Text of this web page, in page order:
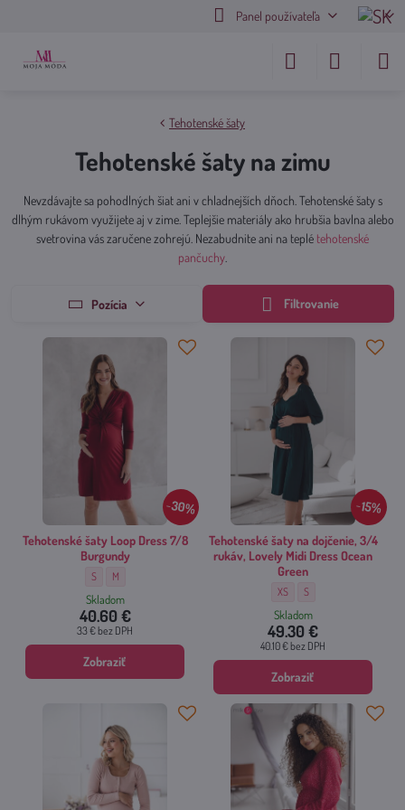
Panel používateľa
Tehotenské šaty
Tehotenské šaty na zimu
Nevzdávajte sa pohodlných šiat ani v chladnejších dňoch. Tehotenské šaty s
dlhým rukávom využijete aj v zime. Teplejšie materiály ako hrubšia bavlna alebo
svetrovina vás zaručene zohrejú. Nezabudnite ani na teplé tehotenské
pančuchy
Pozícia Filtrovanie
30%
Tehotenské šaty Loop Dress 7/8
Burgundy
Tehotenské šaty Loop Dress 7/8 Burgundy - Veľkosť:
S Tehotenské šaty Loop Dress 7/8 Burgundy - Veľkosť:
M
Skladom
40.60 €
33 €bez DPH
Zobraziť
15%
Tehotenské šaty na dojčenie, 3/4
rukáv, Lovely Midi Dress Ocean
Green
Tehotenské šaty na dojčenie,
XS Tehotenské šaty na
S
Skladom
49.30 €
40.10 €bez DPH
Zobraziť